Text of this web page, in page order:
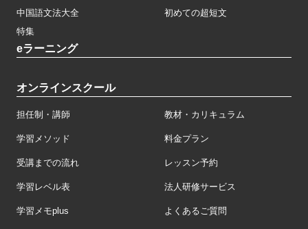
中国語文法大全
初めての超短文
特集
eラーニング
オンラインスクール
担任制・講師 教材・カリキュラム
学習メソッド 料金プラン
受講までの流れ レッスン予約
学習レベル表 法人研修サービス
学習メモplus よくあるご質問